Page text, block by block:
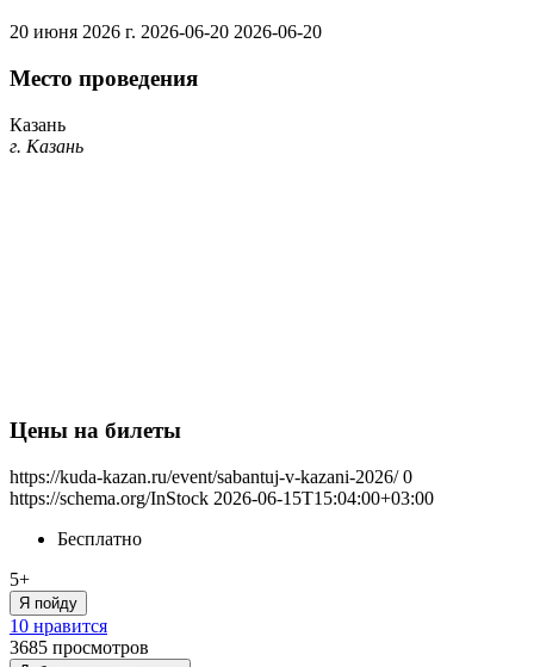
20 июня 2026 г. 2026-06-20 2026-06-20
Место проведения
Казань
г. Казань
Цены на билеты
https://kuda-kazan.ru/event/sabantuj-v-kazani-2026/ 0
https://schema.org/InStock 2026-06-15T15:04:00+03:00
Бесплатно
5+
Я пойду
10 нравится
3685 просмотров